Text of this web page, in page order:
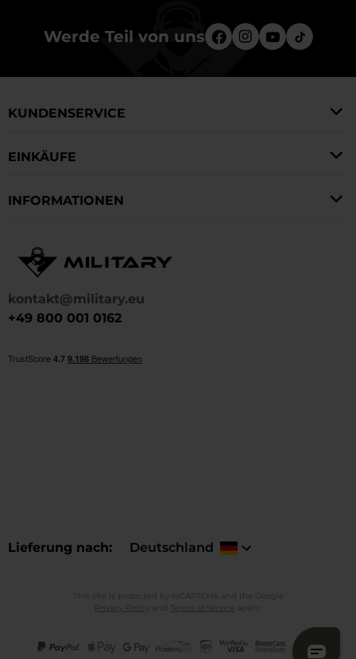
Werde Teil von uns
kontakt@military.eu
+49 800 001 0162
Lieferung nach Deutschland
KUNDENSERVICE
EINKÄUFE
INFORMATIONEN
This site is protected by reCAPTCHA and the Google
Privacy Policy
and Terms of Service apply.